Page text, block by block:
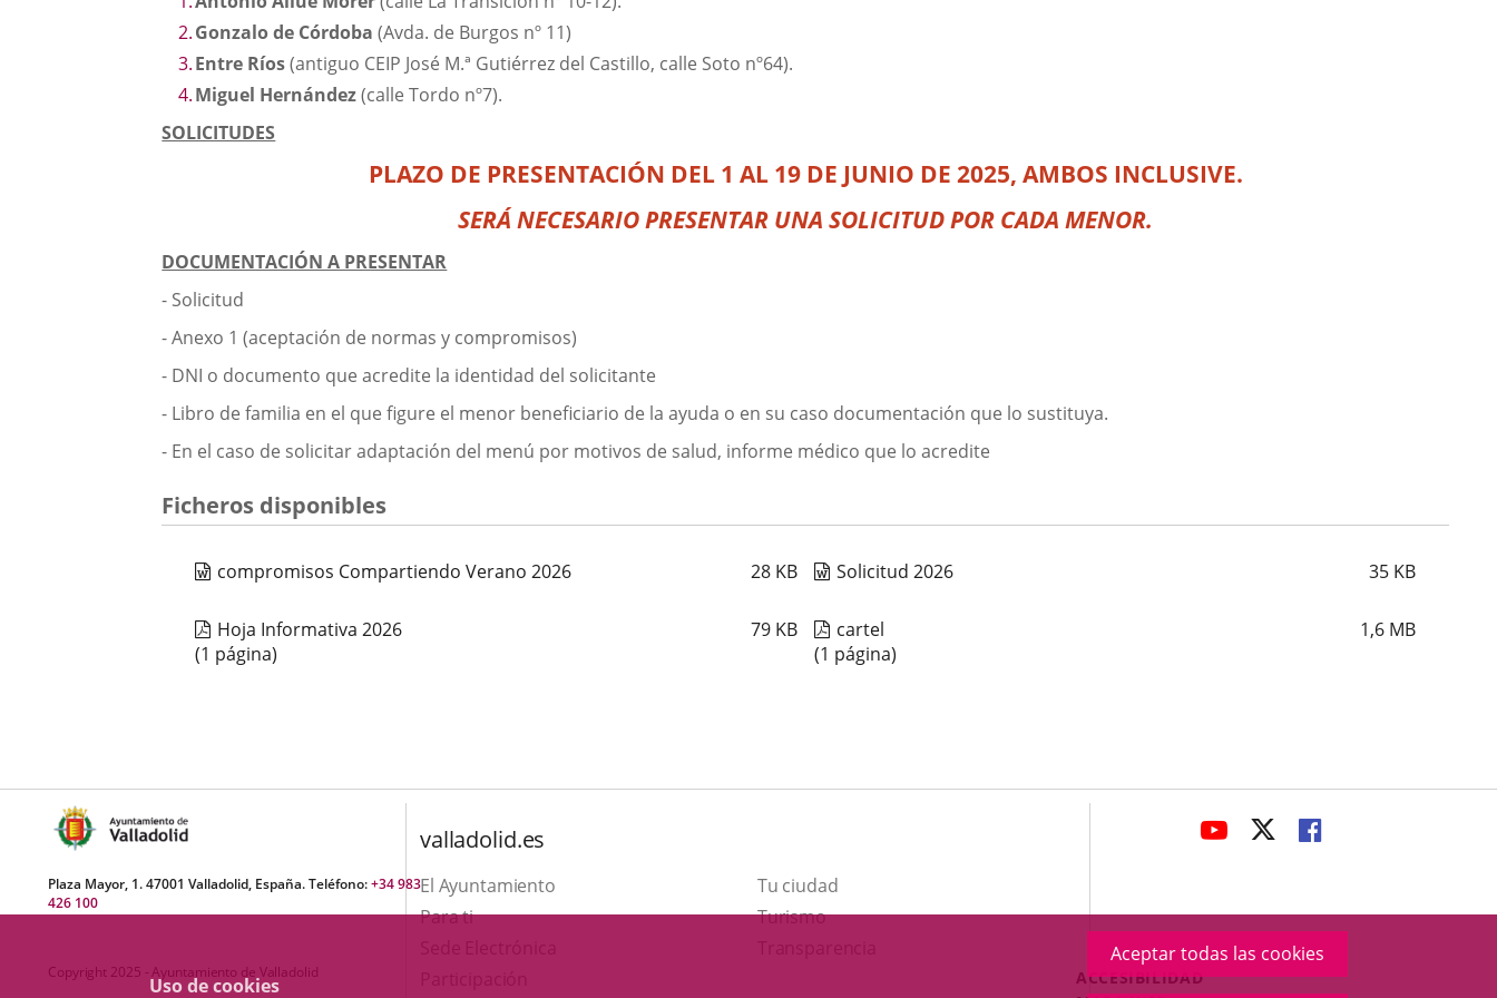
Uso de cookies
Aceptar todas las cookies
externa.externa.
aplicación
externa.
Gonzalo de Córdoba(Avda. de Burgos nº 11)
Entre Ríos(antiguo CEIP José M.ª Gutiérrez del Castillo, calle Soto nº64).
Miguel Hernández(calle Tordo nº7).
SOLICITUDES
PLAZO DE PRESENTACIÓN DEL 1 AL 19 DE JUNIO DE 2025, AMBOS INCLUSIVE.
SERÁ NECESARIO PRESENTAR UNA SOLICITUD POR CADA MENOR.
DOCUMENTACIÓN A PRESENTAR
- Solicitud
- Anexo 1 (aceptación de normas y compromisos)
- DNI o documento que acredite la identidad del solicitante
- Libro de familia en el que figure el menor beneficiario de la ayuda o en su caso documentación que lo sustituya.
- En el caso de solicitar adaptación del menú por motivos de salud, informe médico que lo acredite
Ficheros disponibles
compromisos Compartiendo Verano 2026 28 KB Solicitud 2026 35 KB
Hoja Informativa 2026 79 KB
(1 página)
cartel 1,6 MB
(1 página)
Plaza Mayor, 1. 47001 Valladolid, España. Teléfono:+34 983
426 100
Copyright 2025 - Ayuntamiento de Valladolid
valladolid.es
El Ayuntamiento
Tu ciudad
Para ti
TurismoEste
ENLACE
APLICACIÓN
EXTERNA.
ENLACE
APLICACIÓN
EXTERNA.
ENLACE
APLICACIÓN
EXTERNA.
Menú
ACCESIBILIDAD